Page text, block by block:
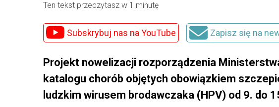
Ten tekst przeczytasz w 1 minutę
Subskrybuj nas na YouTube Zapisz się na
Projekt nowelizacji rozporządzenia
katalogu chorób objętych obowiązkiem
ludzkim wirusem brodawczaka (HPV) od 9. do